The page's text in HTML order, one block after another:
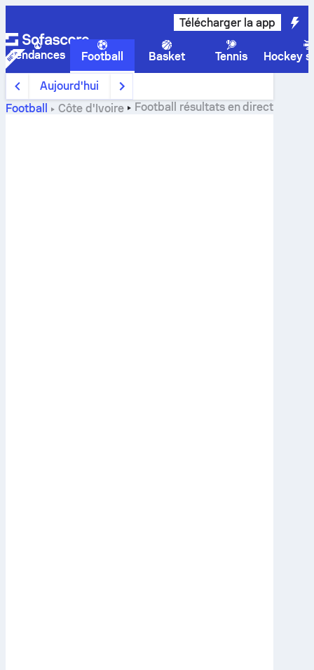
Télécharger la app
Tendances Football Basket Tennis Hockey
Aujourd'hui
Football
Côte d'Ivoire Football résultats en direct